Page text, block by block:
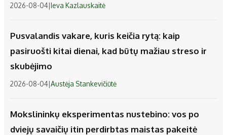
2026-08-04|Ieva Kazlauskaitė
Pusvalandis vakare, kuris keičia rytą: kaip
pasiruošti kitai dienai, kad būtų mažiau streso ir
skubėjimo
2026-08-04|Austėja Stankevičiūtė
Mokslininkų eksperimentas nustebino: vos po
dviejų savaičių itin perdirbtas maistas pakeitė